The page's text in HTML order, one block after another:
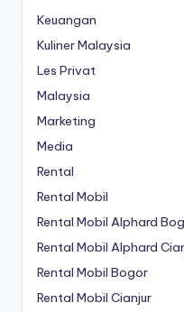
Keuangan
Kuliner Malaysia
Les Privat
Malaysia
Marketing
Media
Rental
Rental Mobil
Rental Mobil Alphard
Rental Mobil Alphard
Rental Mobil Bogor
Rental Mobil Cianjur